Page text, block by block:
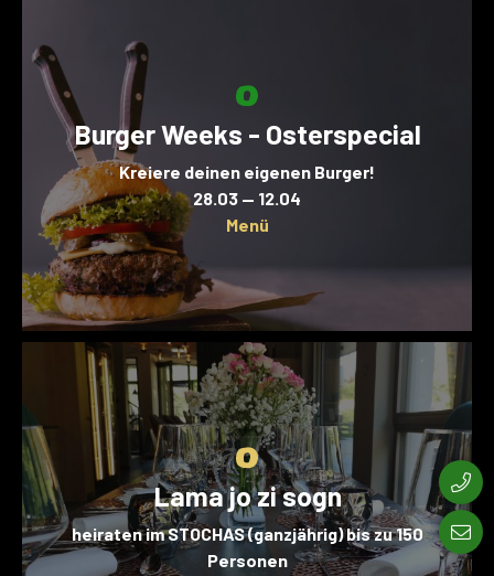
Burger Weeks - Osterspecial
Kreiere deinen eigenen Burger!
28.03 — 12.04
Menü
Lama jo zi sogn
heiraten im STOCHAS (ganzjährig) bis zu 150
Personen